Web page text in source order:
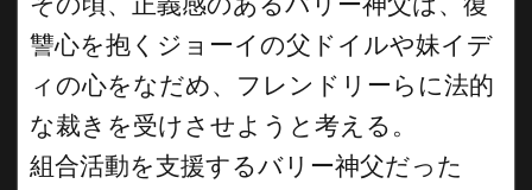
讐心を抱くジョーイの父ドイルや妹イデ
ィの心をなだめ、フレンドリーらに法的
な裁きを受けさせようと考える。
組合活動を支援するバリー神父だった